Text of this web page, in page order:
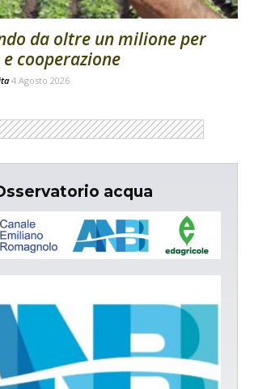
da oltre un milione per
cooperazione
4 Agosto 2026
acqua